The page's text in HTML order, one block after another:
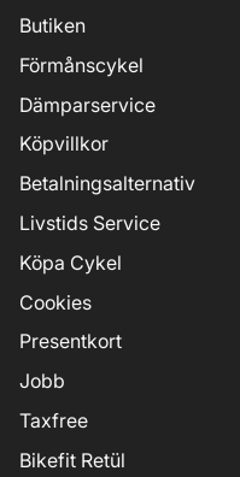
Butiken
Förmånscykel
Dämparservice
Köpvillkor
Betalningsalternativ
Livstids Service
Köpa Cykel
Cookies
Presentkort
Jobb
Taxfree
Bikefit Retül